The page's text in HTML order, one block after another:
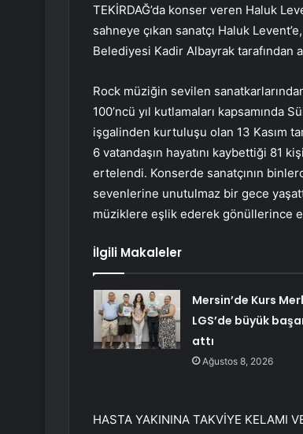
TEKİRDAĞ’da konser veren Haluk
sahneye çıkan sanatçı Haluk
Belediyesi Kadir Albayrak tarafından
Rock müziğin sevilen
100’ncü yıl kutlamaları kapsamında
işgalinden kurtuluşu olan 13 Kasım
6 vatandaşın hayatını kaybettiği 81
ertelendi. Konserde sanatçının
sevenlerine unutulmaz bir gece
müziklere eşlik ederek gönüllerince
İlgili Makaleler
Mersin’de Kurs
LGS’de büyük
attı
Ağustos 8, 2026
HASTA YAKININA TAKVİYE KELAMI